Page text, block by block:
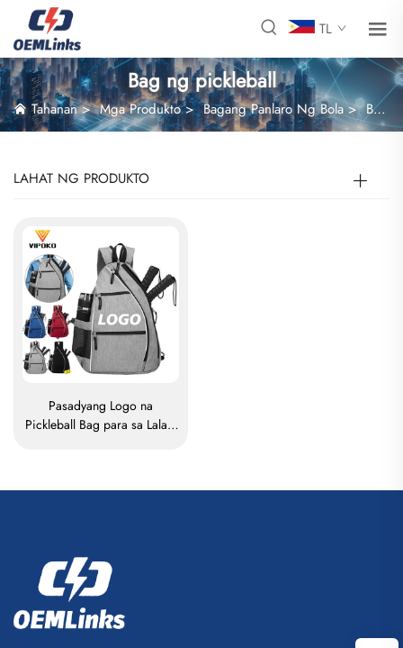
TL
Bag ng pickleball
Tahanan>Mga Produkto>Bagang Panlaro Ng Bola>Bag ng pickleball
LAHAT NG PRODUKTO
Pasadyang Logo na
Pickleball Bag para sa Lalaki